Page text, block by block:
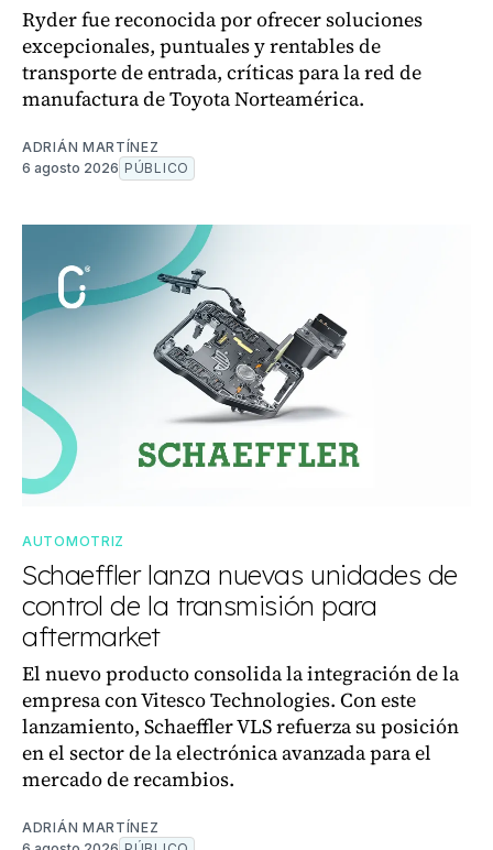
Ryder fue reconocida por ofrecer soluciones
excepcionales, puntuales y rentables de
transporte de entrada, críticas para la red de
manufactura de Toyota Norteamérica.
ADRIÁN MARTÍNEZ
6 agosto 2026 PÚBLICO
AUTOMOTRIZ
Schaeffler lanza nuevas unidades de
control de la transmisión para
aftermarket
El nuevo producto consolida la integración de la
empresa con Vitesco Technologies. Con este
lanzamiento, Schaeffler VLS refuerza su posición
en el sector de la electrónica avanzada para el
mercado de recambios.
ADRIÁN MARTÍNEZ